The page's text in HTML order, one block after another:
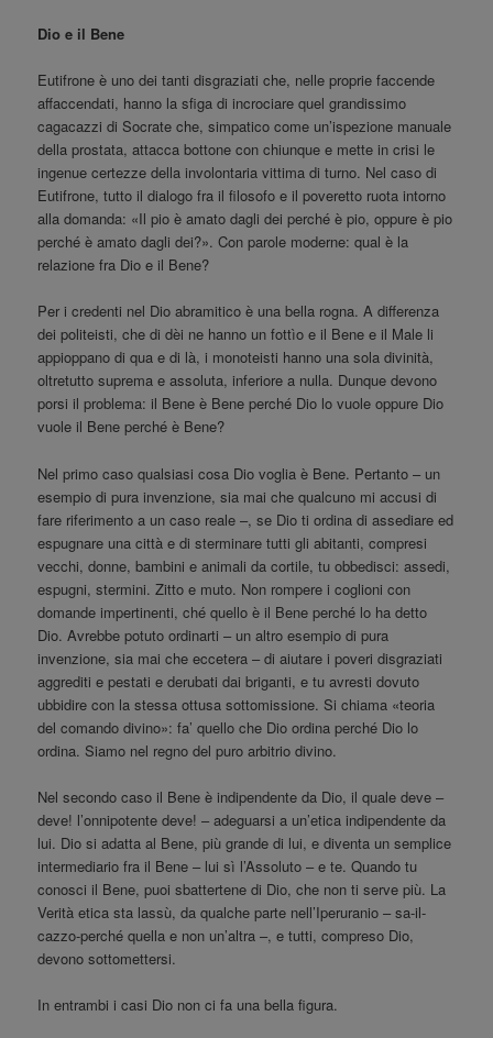
Dio e il Bene
Eutifrone è uno dei tanti disgraziati che, nelle proprie faccende
affaccendati, hanno la sfiga di incrociare quel grandissimo
cagacazzi di Socrate che, simpatico come un’ispezione manuale
della prostata, attacca bottone con chiunque e mette in crisi le
ingenue certezze della involontaria vittima di turno. Nel caso di
Eutifrone, tutto il dialogo fra il filosofo e il poveretto ruota intorno
alla domanda: «Il pio è amato dagli dei perché è pio, oppure è pio
perché è amato dagli dei?». Con parole moderne: qual è la
relazione fra Dio e il Bene?
Per i credenti nel Dio abramitico è una bella rogna. A differenza
dei politeisti, che di dèi ne hanno un fottìo e il Bene e il Male li
appioppano di qua e di là, i monoteisti hanno una sola divinità,
oltretutto suprema e assoluta, inferiore a nulla. Dunque devono
porsi il problema: il Bene è Bene perché Dio lo vuole oppure Dio
vuole il Bene perché è Bene?
Nel primo caso qualsiasi cosa Dio voglia è Bene. Pertanto – un
esempio di pura invenzione, sia mai che qualcuno mi accusi di
fare riferimento a un caso reale –, se Dio ti ordina di assediare ed
espugnare una città e di sterminare tutti gli abitanti, compresi
vecchi, donne, bambini e animali da cortile, tu obbedisci: assedi,
espugni, stermini. Zitto e muto. Non rompere i coglioni con
domande impertinenti, ché quello è il Bene perché lo ha detto
Dio. Avrebbe potuto ordinarti – un altro esempio di pura
invenzione, sia mai che eccetera – di aiutare i poveri disgraziati
aggrediti e pestati e derubati dai briganti, e tu avresti dovuto
ubbidire con la stessa ottusa sottomissione. Si chiama «teoria
del comando divino»: fa’ quello che Dio ordina perché Dio lo
ordina. Siamo nel regno del puro arbitrio divino.
Nel secondo caso il Bene è indipendente da Dio, il quale deve –
deve! l’onnipotente deve! – adeguarsi a un’etica indipendente da
lui. Dio si adatta al Bene, più grande di lui, e diventa un semplice
intermediario fra il Bene – lui sì l’Assoluto – e te. Quando tu
conosci il Bene, puoi sbattertene di Dio, che non ti serve più. La
Verità etica sta lassù, da qualche parte nell’Iperuranio – sa-il-
cazzo-perché quella e non un’altra –, e tutti, compreso Dio,
devono sottomettersi.
In entrambi i casi Dio non ci fa una bella figura.